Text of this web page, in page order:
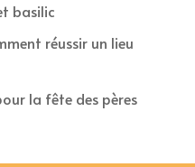
basilic
réussir un lieu
la fête des pères